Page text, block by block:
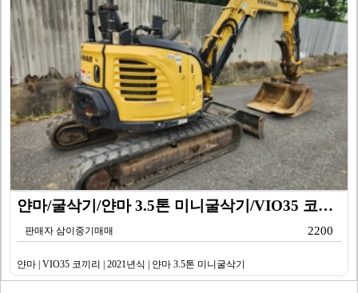
얀마/굴삭기/얀마 3.5톤 미니굴삭기/VIO35 코끼리…
판매자 삼이중기매매 2200
얀마 | VIO35 코끼리 | 2021년식 | 얀마 3.5톤 미니굴삭기